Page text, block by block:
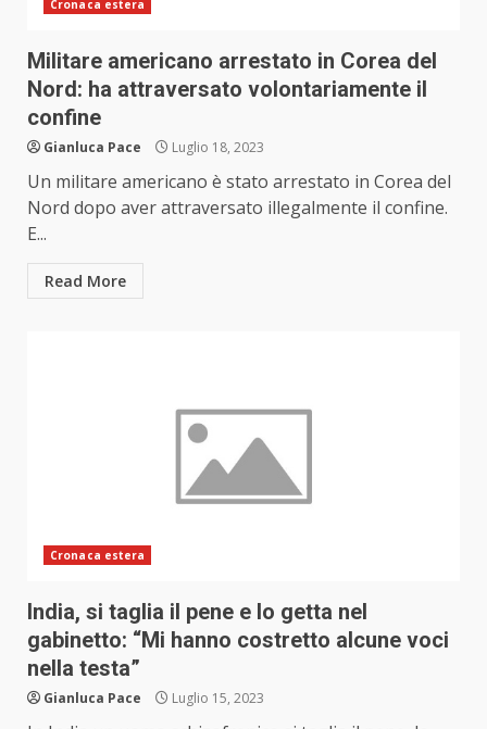
Cronaca estera
Militare americano arrestato in Corea del
Nord: ha attraversato volontariamente il
confine
Gianluca Pace Luglio 18, 2023
Un militare americano è stato arrestato in Corea del
Nord dopo aver attraversato illegalmente il confine.
E...
Read More
Cronaca estera
India, si taglia il pene e lo getta nel
gabinetto: “Mi hanno costretto alcune voci
nella testa”
Gianluca Pace Luglio 15, 2023